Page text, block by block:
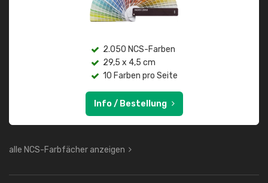
2.050 NCS-Farben
29,5 x 4,5 cm
10 Farben pro Seite
Info / Bestellung
alle NCS-Farbfächer anzeigen